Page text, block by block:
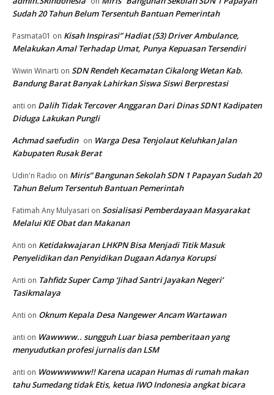
Sudah 20 Tahun Belum Tersentuh Bantuan Pemerintah
Pasmata01 on Kisah Inspirasi” Hadiat (53) Driver Ambulance,
Melakukan Amal Terhadap Umat, Punya Kepuasan Tersendiri
Wiwin Winarti on SDN Rendeh Kecamatan Cikalong Wetan Kab.
Bandung Barat Banyak Lahirkan Siswa Siswi Berprestasi
anti on Dalih Tidak Tercover Anggaran Dari Dinas SDN1 Kadipaten
Diduga Lakukan Pungli
Achmad saefudin on Warga Desa Tenjolaut Keluhkan Jalan
Kabupaten Rusak Berat
Udin'n Radio on Miris” Bangunan Sekolah SDN 1 Papayan Sudah 20
Tahun Belum Tersentuh Bantuan Pemerintah
Fatimah Any Mulyasari on Sosialisasi Pemberdayaan Masyarakat
Melalui KIE Obat dan Makanan
Anti on Ketidakwajaran LHKPN Bisa Menjadi Titik Masuk
Penyelidikan dan Penyidikan Dugaan Adanya Korupsi
Anti on Tahfidz Super Camp ‘Jihad Santri Jayakan Negeri’
Tasikmalaya
Anti on Oknum Kepala Desa Nangewer Ancam Wartawan
anti on Wawwww.. sungguh Luar biasa pemberitaan yang
menyudutkan profesi jurnalis dan LSM
anti on Wowwwwww!! Karena ucapan Humas di rumah makan
tahu Sumedang tidak Etis, ketua IWO Indonesia angkat bicara